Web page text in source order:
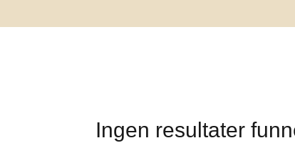
Ingen resultater